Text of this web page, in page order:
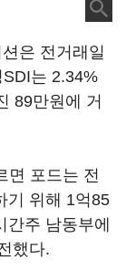
은 전거래일
는 2.34%
89만원에 거
면 포드는 전
기 위해 1억85
주 남동부에
했다.